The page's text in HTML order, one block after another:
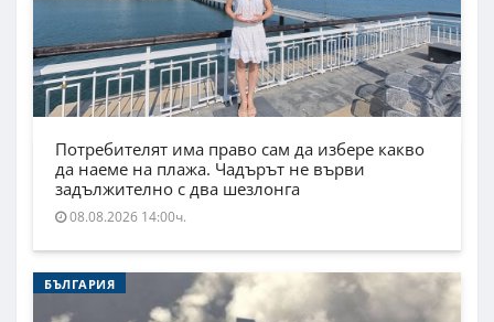
Потребителят има право сам да избере какво
да наеме на плажа. Чадърът не върви
задължително с два шезлонга
08.08.2026 14:00ч.
БЪЛГАРИЯ